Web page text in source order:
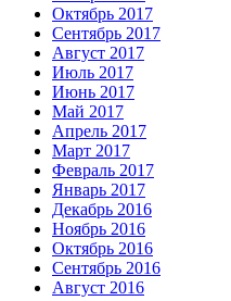
Октябрь 2017
Сентябрь 2017
Август 2017
Июль 2017
Июнь 2017
Май 2017
Апрель 2017
Март 2017
Февраль 2017
Январь 2017
Декабрь 2016
Ноябрь 2016
Октябрь 2016
Сентябрь 2016
Август 2016